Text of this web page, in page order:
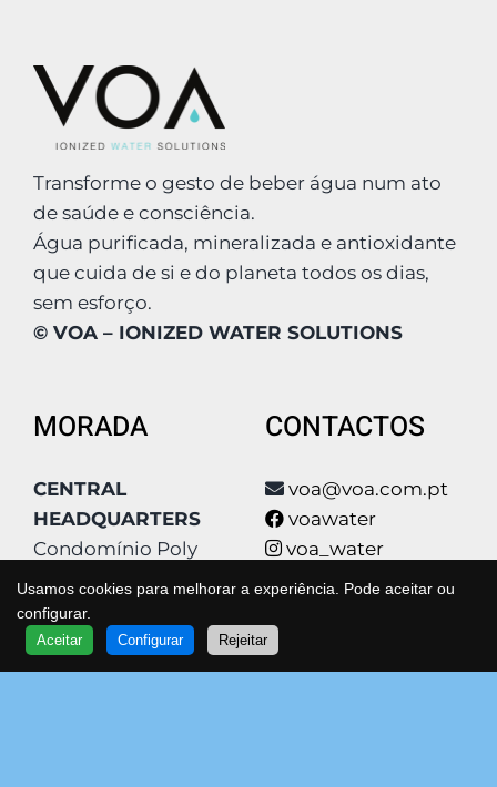
Transforme o gesto de beber água num ato
de saúde e consciência.
Água purificada, mineralizada e antioxidante
que cuida de si e do planeta todos os dias,
sem esforço.
© VOA – IONIZED WATER SOLUTIONS
MORADA
CENTRAL
HEADQUARTERS
Condomínio Poly
Park, Qta São João
Estrada Qta De
Matos 4
Bloco F2
QUER SABER MAIS?
FALE COM UM ESPECIALISTA
CONTACTOS
voa@voa.com.pt
voawater
voa_water
voa_water
Spotify
Usamos cookies para melhorar a experiência. Pode aceitar ou
configurar.
Aceitar Configurar Rejeitar